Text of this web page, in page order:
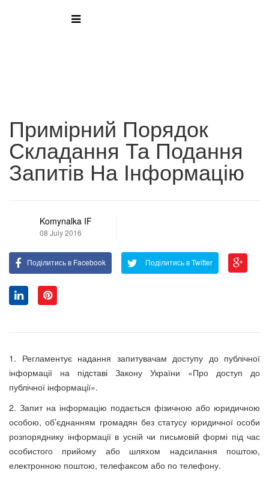
Примірний Порядок
Складання Та Подання
Запитів На Інформацію
Komynalka IF
08 July 2016
Поділитись в Facebook Поділитись в Twitter
1. Регламентує надання запитувачам доступу до публічної
інформації на підставі Закону України «Про доступ до
публічної інформації».
2. Запит на інформацію подається фізичною або юридичною
особою, об’єднанням громадян без статусу юридичної особи
розпоряднику інформації в усній чи письмовій формі під час
особистого прийому або шляхом надсилання поштою,
електронною поштою, телефаксом або по телефону.